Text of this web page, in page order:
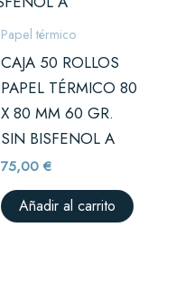
Papel térmico
CAJA 50 ROLLOS
PAPEL TÉRMICO 80
X 80 MM 60 GR.
SIN BISFENOL A
75,00€
Añadir al carrito